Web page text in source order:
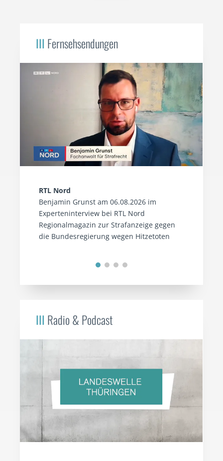
III Fernsehsendungen
RTL Nord
Benjamin Grunst am 06.08.2026 im
Experteninterview bei RTL Nord
Regionalmagazin zur Strafanzeige gegen
die Bundesregierung wegen Hitzetoten
III Radio & Podcast